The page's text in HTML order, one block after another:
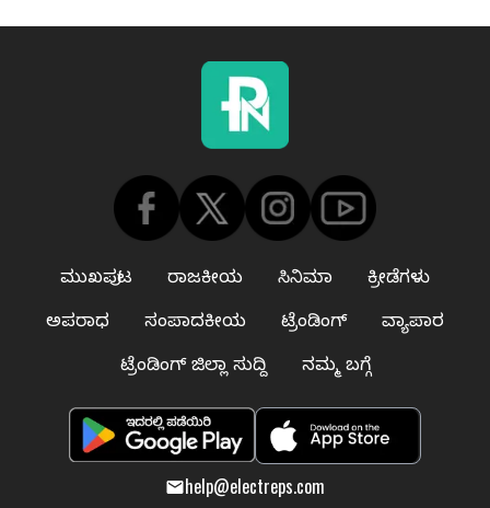
ಮುಖಪುಟ ರಾಜಕೀಯ ಸಿನಿಮಾ
ಕ್ರೀಡೆಗಳು
ಅಪರಾಧ
ಸಂಪಾದಕೀಯ ಟ್ರೆಂಡಿಂಗ್
ವ್ಯಾಪಾರ
ಟ್ರೆಂಡಿಂಗ್ ಜಿಲ್ಲಾ ಸುದ್ದಿ
ನಮ್ಮ ಬಗ್ಗೆ
help@electreps.com